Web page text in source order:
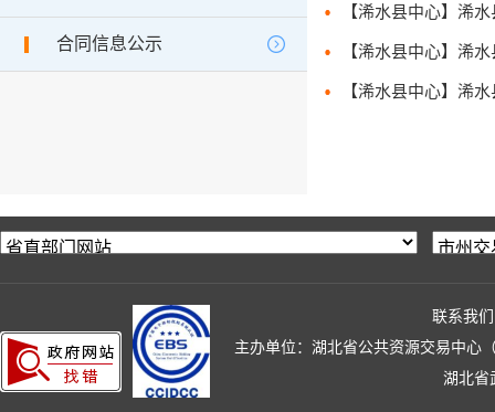
合同信息公示
联系我们
主办单位：湖北省公共资源交易中心
湖北省